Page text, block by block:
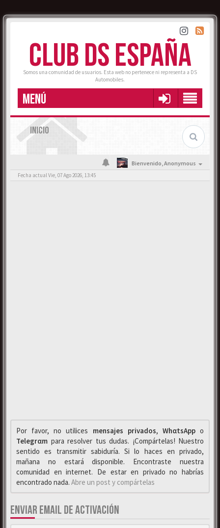
CLUB DS ESPAÑA
Somos una comunidad de usuarios. Esta web no pertenece ni representa a DS
Automobiles.
MENÚ
INICIO
Bienvenido,Anonymous
Fecha actual Vie, 07 Ago 2026, 13:45
Por favor, no utilices mensajes privados, WhαtsAppo
Telegrαm para resolver tus dudas. ¡Compártelas! Nuestro
sentido es transmitir sabiduría. Si lo haces en privado,
mañana no estará disponible. Encontraste nuestra
comunidad en internet. De estar en privado no habrías
encontrado nada. Abre un post y compártelas
ENVIAR EMAIL DE ACTIVACIÓN